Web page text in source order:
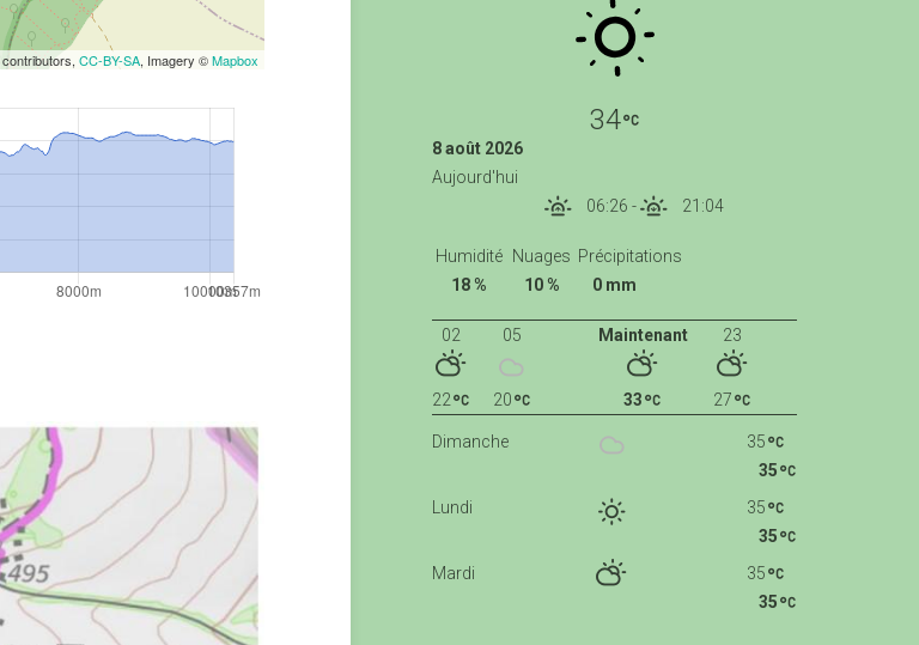
contributors,CC-BY-SA, Imagery ©Mapbox
34
8 août 2026
Aujourd'hui
06:26 - 21:04
Humidité
18 %
Nuages
10 %
Précipitations
0 mm
Maintenant
33
23
27
02
22
05
20
Dimanche
35
35
Lundi
35
35
Mardi
35
35